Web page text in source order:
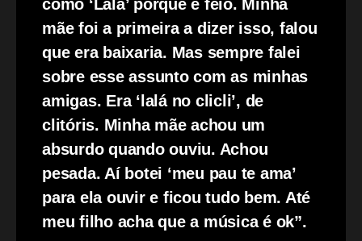
como ‘Lalá’ porque é feio. Minha
mãe foi a primeira a dizer isso, falou
que era baixaria. Mas sempre falei
sobre esse assunto com as minhas
amigas. Era ‘lalá no clicli’, de
clitóris. Minha mãe achou um
absurdo quando ouviu. Achou
pesada. Aí botei ‘meu pau te ama’
para ela ouvir e ficou tudo bem. Até
meu filho acha que a música é ok”.